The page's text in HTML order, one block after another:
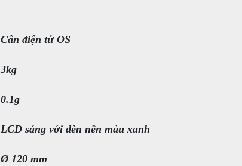
Cân điện tử OS
3kg
0.1g
LCD sáng với đèn nền màu xanh
Ø 120 mm